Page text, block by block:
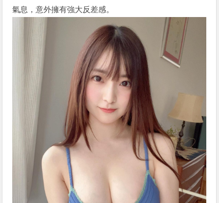
氣息，意外擁有強大反差感。